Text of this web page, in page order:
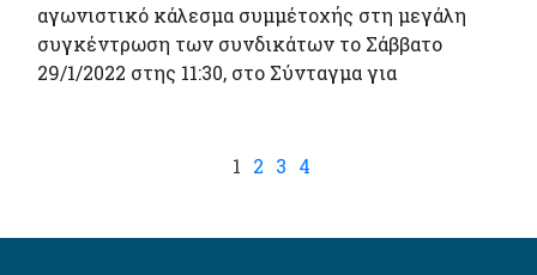
αγωνιστικό κάλεσμα συμμέτοχής στη μεγάλη
συγκέντρωση των συνδικάτων το Σάββατο
29/1/2022 στης 11:30, στο Σύνταγμα για
1 2 3 4